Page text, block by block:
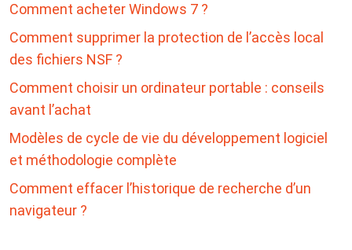
Comment acheter Windows 7 ?
Comment supprimer la protection de l’accès local
des fichiers NSF ?
Comment choisir un ordinateur portable : conseils
avant l’achat
Modèles de cycle de vie du développement logiciel
et méthodologie complète
Comment effacer l’historique de recherche d’un
navigateur ?